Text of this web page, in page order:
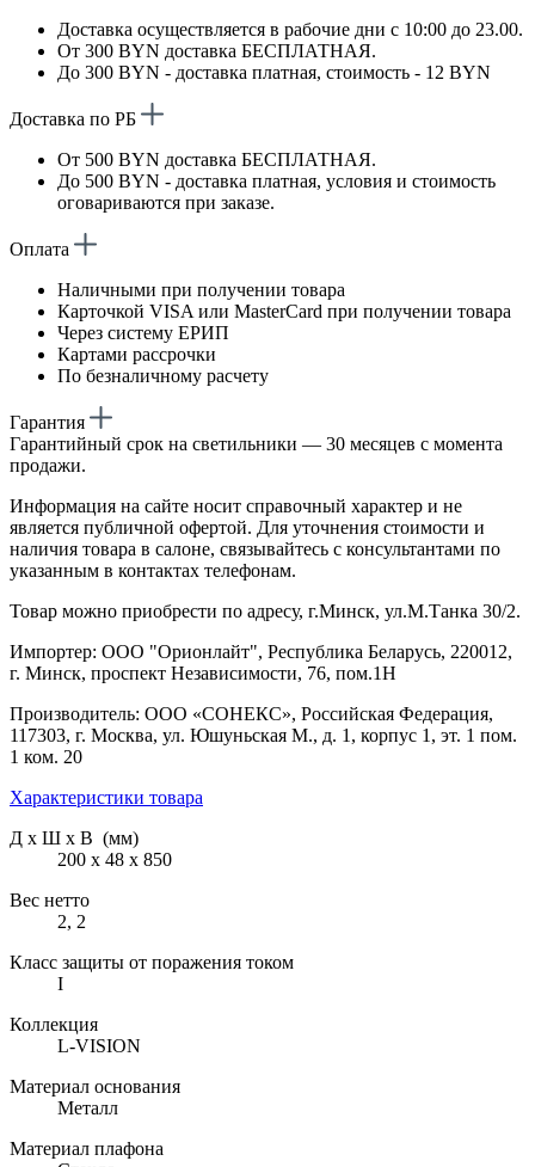
Доставка осуществляется в рабочие дни с 10:00 до 23.00.
От 300 BYN доставка БЕСПЛАТНАЯ.
До 300 BYN - доставка платная, стоимость - 12 BYN
Доставка по РБ
От 500 BYN доставка БЕСПЛАТНАЯ.
До 500 BYN - доставка платная, условия и стоимость
оговариваются при заказе.
Оплата
Наличными при получении товара
Карточкой VISA или MasterCard при получении товара
Через систему ЕРИП
Картами рассрочки
По безналичному расчету
Гарантия
Гарантийный срок на светильники — 30 месяцев с момента
продажи.
Информация на сайте носит справочный характер и не
является публичной офертой. Для уточнения стоимости и
наличия товара в салоне, связывайтесь с консультантами по
указанным в контактах телефонам.
Товар можно приобрести по адресу, г.Минск, ул.М.Танка 30/2.
Импортер: ООО "Орионлайт", Республика Беларусь, 220012,
г. Минск, проспект Независимости, 76, пом.1Н
Производитель: ООО «СОНЕКС», Российская Федерация,
117303, г. Москва, ул. Юшуньская М., д. 1, корпус 1, эт. 1 пом.
1 ком. 20
Характеристики товара
Д х Ш х В (мм)
200 х 48 х 850
Вес нетто
2, 2
Класс защиты от поражения током
I
Коллекция
L-VISION
Материал основания
Металл
Материал плафона